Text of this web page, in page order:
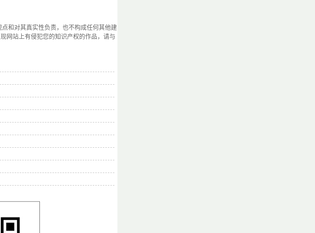
和对其真实性负责，也不构成任何其他建
网站上有侵犯您的知识产权的作品，请与